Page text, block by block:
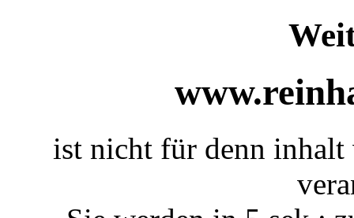
ist nicht für denn